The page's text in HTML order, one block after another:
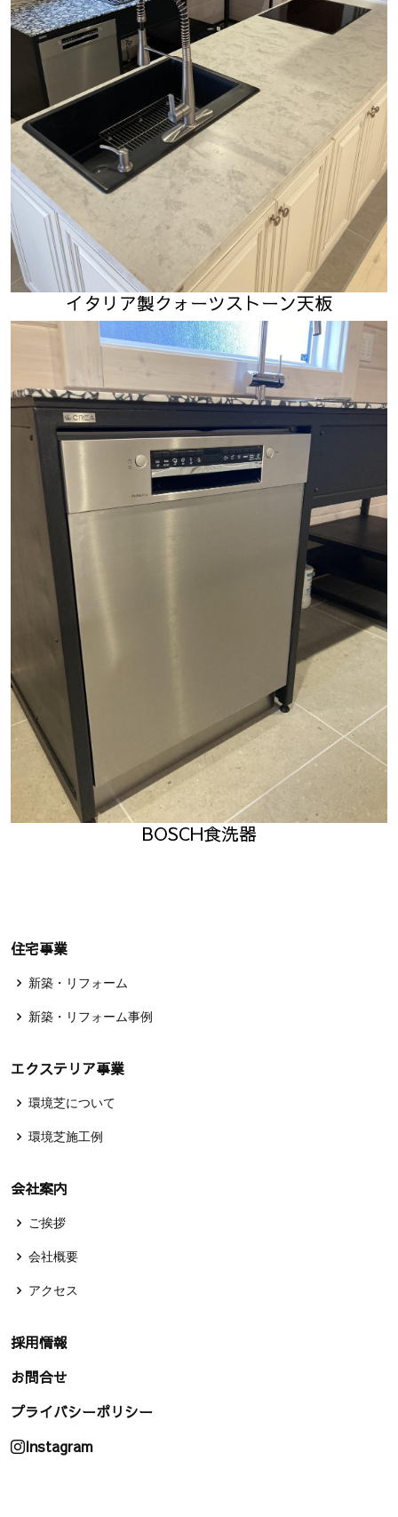
イタリア製クォーツストーン天板
BOSCH食洗器
住宅事業
新築・リフォーム
新築・リフォーム事例
エクステリア事業
環境芝について
環境芝施工例
会社案内
ご挨拶
会社概要
アクセス
採用情報
お問合せ
プライバシーポリシー
Instagram